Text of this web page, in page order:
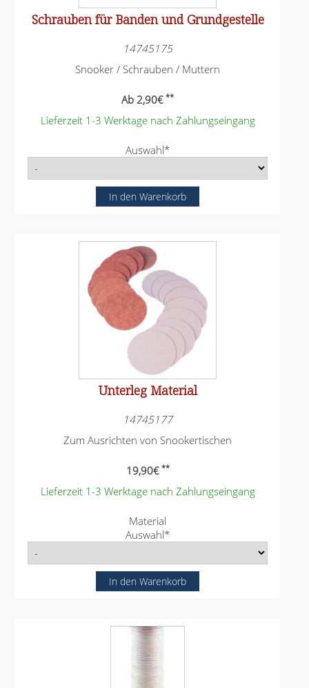
Schrauben für Banden und Grundgestelle
14745175
Snooker / Schrauben / Muttern
Ab 2,90€ **
Lieferzeit 1-3 Werktage nach Zahlungseingang
P
l
i
c
f
e
l
d
Auswahl*
Unterleg Material
14745177
Zum Ausrichten von Snookertischen
19,90€**
Lieferzeit 1-3 Werktage nach Zahlungseingang
P
f
i
c
h
e
Material
Auswahl*